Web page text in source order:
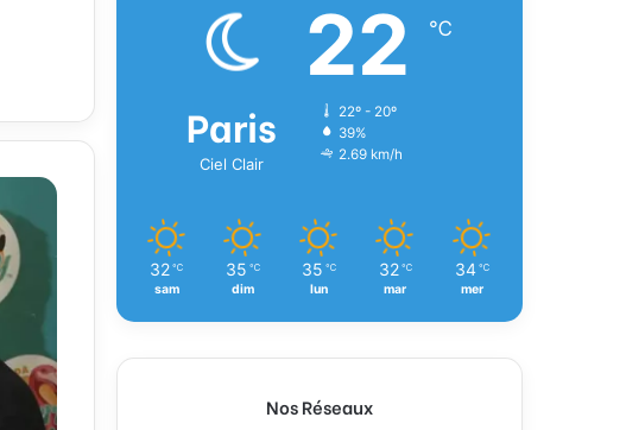
Paris
Ciel Clair
22 ℃
22º - 20º
39%
2.69 km/h
32 ℃
sam
35 ℃
dim
35 ℃
lun
32 ℃
mar
34 ℃
mer
Nos Réseaux